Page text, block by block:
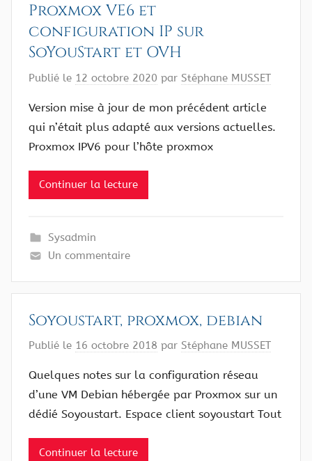
Proxmox VE6 et
configuration IP sur
SoYouStart et OVH
Publié le 12 octobre 2020 par Stéphane MUSSET
Version mise à jour de mon précédent article
qui n’était plus adapté aux versions actuelles.
Proxmox IPV6 pour l’hôte proxmox
Continuer la lecture
Sysadmin
Un commentaire
Soyoustart, proxmox, debian
Publié le 16 octobre 2018 par Stéphane MUSSET
Quelques notes sur la configuration réseau
d’une VM Debian hébergée par Proxmox sur un
dédié Soyoustart. Espace client soyoustart Tout
Continuer la lecture